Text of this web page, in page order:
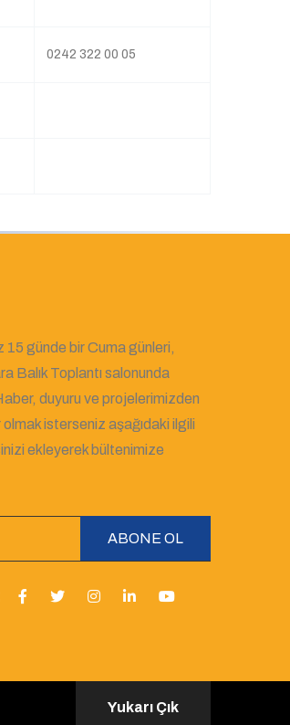
0242 322 00 05
15 günde bir Cuma günleri,
Balık Toplantı salonunda
duyuru ve projelerimizden
isterseniz aşağıdaki ilgili
ekleyerek bültenimize
ABONE OL
Yukarı Çık